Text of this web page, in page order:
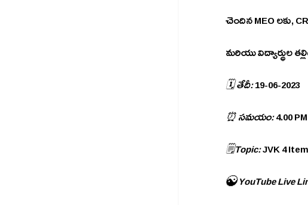
చెందిన MEO లకు,
మరియు విద్యార్థుల
🗓️ తేదీ: 19-06-2023
⏰ సమయం: 4.00
🗒️Topic: JVK 4
☯️ YouTube Live